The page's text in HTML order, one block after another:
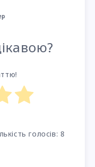
голосів: 8